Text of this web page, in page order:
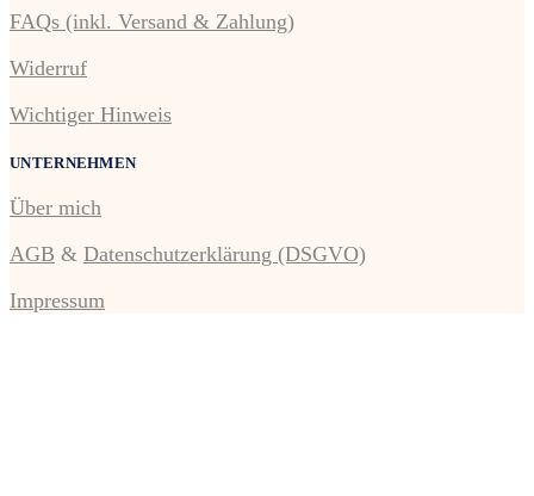
FAQs (inkl. Versand & Zahlung)
Widerruf
Wichtiger Hinweis
UNTERNEHMEN
Über mich
AGB & Datenschutzerklärung (DSGVO)
Impressum